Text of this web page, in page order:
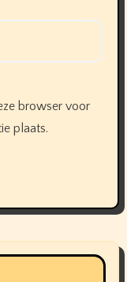
browser voor
plaats.